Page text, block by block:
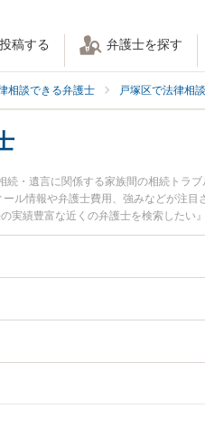
稿する 弁護士を探す
相談できる弁護士 戸塚区で法律相
・遺言に関係する家族間の相続トラ
ル情報や弁護士費用、強みなどが注
実績豊富な近くの弁護士を検索した